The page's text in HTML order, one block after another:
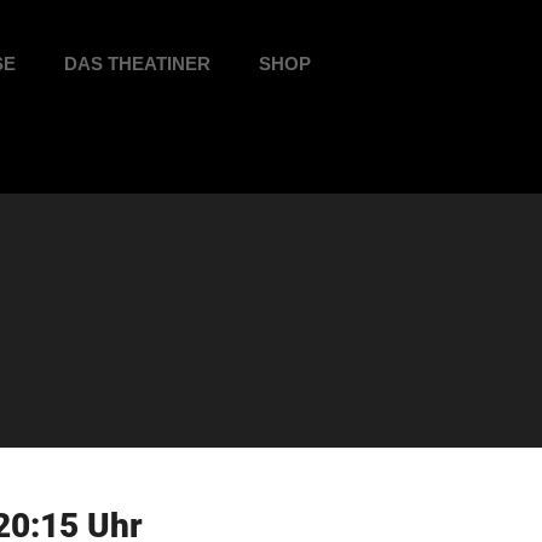
DAS THEATINER SHOP
Uhr